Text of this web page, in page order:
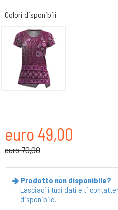
Colori disponibili
euro 49,00
euro 70,00
Prodotto non disponibile?
Lasciaci i tuoi dati e ti
disponibile.